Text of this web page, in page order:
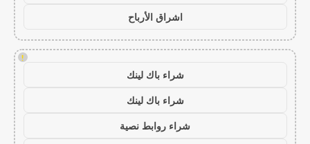
اشراق الأرباح
!
شراء باك لينك
شراء باك لينك
شراء روابط نصية